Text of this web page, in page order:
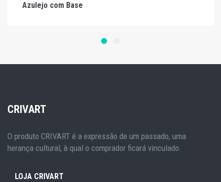
Azulejo com Base
CRIVART
O produto CRIVART é a expressão de um passado, uma
herança cultural, à qual o comprador ficará vinculado.
LOJA CRIVART